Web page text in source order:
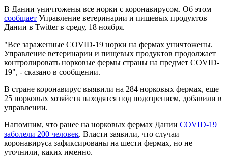
В Дании уничтожены все норки с коронавирусом. Об этом
сообщает Управление ветеринарии и пищевых продуктов
Дании в Twitter в среду, 18 ноября.
"Все зараженные COVID-19 норки на фермах уничтожены.
Управление ветеринарии и пищевых продуктов продолжает
контролировать норковые фермы страны на предмет COVID-
19", - сказано в сообщении.
В стране коронавирус выявили на 284 норковых фермах, еще
25 норковых хозяйств находятся под подозрением, добавили в
управлении.
Напомним, что ранее на норковых фермах Дании COVID-19
заболели 200 человек. Власти заявили, что случаи
коронавируса зафиксированы на шести фермах, но не
уточнили, каких именно.